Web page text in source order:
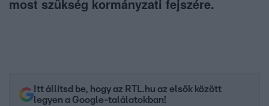
most szükség kormányzati fejszére.
Itt állítsd be, hogy az RTL.hu az elsők között
legyen a Google-találatokban!